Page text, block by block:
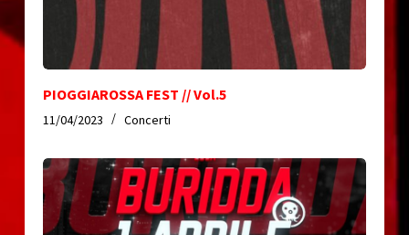
PIOGGIAROSSA FEST // Vol.5
11/04/2023 Concerti